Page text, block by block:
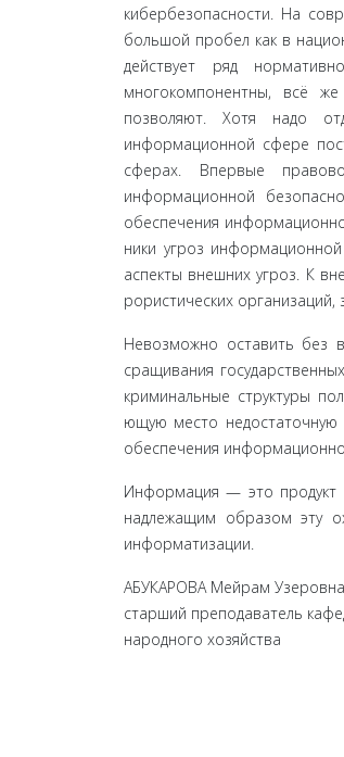
кибер­безопасности. На
большой пробел как в
действует ряд
многокомпонентны, всё
позволяют. Хотя надо
информационной сфере
сферах. Впервые
информационной
обеспечения
ники угроз
аспекты внешних угроз. К
рористических организаций,
Невозможно оставить без
сращивания
криминальные структуры
ющую место недостаточную
обе­спечения
Информация — это продукт
надлежащим образом эту
информатизации.
АБУКАРОВА Мейрам Узеровна
старший преподаватель
народного хозяйства